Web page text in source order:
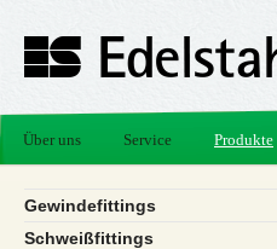
Über uns Service Produkte
Gewindefittings
Schweißfittings